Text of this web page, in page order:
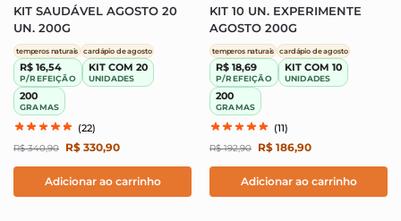
KIT SAUDÁVEL AGOSTO 20
UN. 200G
temperos naturais cardápio de agosto
R$ 16,54
P/REFEIÇÃO
KIT COM 20
UNIDADES
200
GRAMAS
(22)
R$340,90 R$ 330,90
Adicionar ao carrinho
KIT 10 UN. EXPERIMENTE
AGOSTO 200G
temperos naturais cardápio de agosto
R$ 18,69
P/REFEIÇÃO
KIT COM 10
UNIDADES
200
GRAMAS
(11)
R$192,90 R$ 186,90
Adicionar ao carrinho